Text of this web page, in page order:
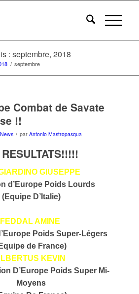
: septembre, 2018
/ septembre
Combat de Savate
!!
News / par Antonio Mastropasqua
GIUSEPPE
d’Europe Poids Lourds
(Equipe D’Italie)
FEDDAL AMINE
Poids Super-Légers
de France)
KEVIN
D’Europe Poids Super Mi-
Moyens